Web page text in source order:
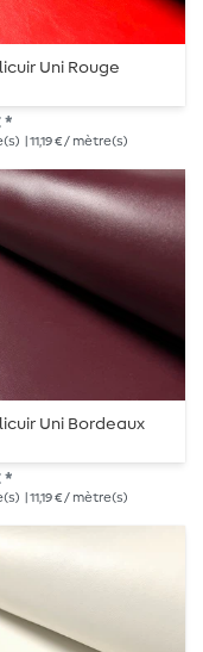
Uni Rouge
*
| 11,19 € / mètre(s)
Uni Bordeaux
*
| 11,19 € / mètre(s)